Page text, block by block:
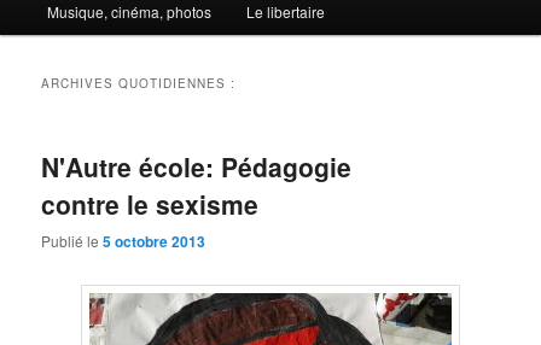
Musique, cinéma, photos Le libertaire
ARCHIVES QUOTIDIENNES :
N'Autre école: Pédagogie
contre le sexisme
Publié le5 octobre 2013